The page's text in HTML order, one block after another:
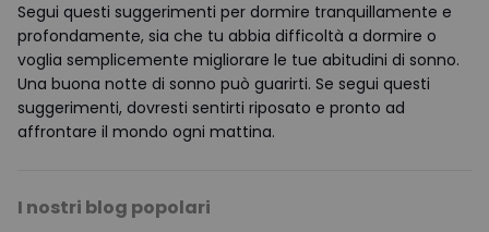
Segui questi suggerimenti per dormire tranquillamente e
profondamente, sia che tu abbia difficoltà a dormire o
voglia semplicemente migliorare le tue abitudini di sonno.
Una buona notte di sonno può guarirti. Se segui questi
suggerimenti, dovresti sentirti riposato e pronto ad
affrontare il mondo ogni mattina.
I nostri blog popolari